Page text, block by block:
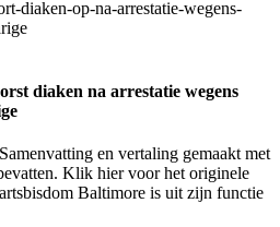
diaken na arrestatie wegens
en vertaling gemaakt met
Klik hier voor het originele
Baltimore is uit zijn functie